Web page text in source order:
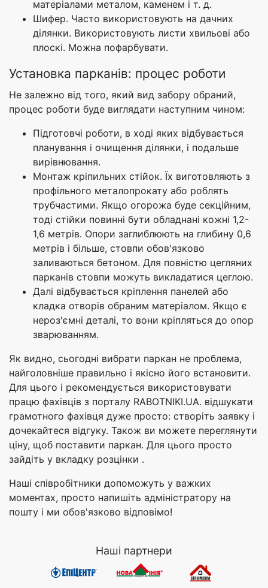
матеріалами металом, каменем і т. д.
Шифер. Часто використовують на дачних
ділянки. Використовують листи хвильові або
плоскі. Можна пофарбувати.
Установка парканів: процес роботи
Не залежно від того, який вид забору обраний,
процес роботи буде виглядати наступним чином:
Підготовчі роботи, в ході яких відбувається
планування і очищення ділянки, і подальше
вирівнювання.
Монтаж кріпильних стійок. Їх виготовляють з
профільного металопрокату або роблять
трубчастими. Якщо огорожа буде секційним,
тоді стійки повинні бути обладнані кожні 1,2-
1,6 метрів. Опори заглиблюють на глибину 0,6
метрів і більше, стовпи обов'язково
заливаються бетоном. Для повністю цегляних
парканів стовпи можуть викладатися цеглою.
Далі відбувається кріплення панелей або
кладка отворів обраним матеріалом. Якщо є
нероз'ємні деталі, то вони кріпляться до опор
зварюванням.
Як видно, сьогодні вибрати паркан не проблема,
найголовніше правильно і якісно його встановити.
Для цього і рекомендується використовувати
працю фахівців з порталу RABOTNIKI.UA. відшукати
грамотного фахівця дуже просто: створіть заявку і
дочекайтеся відгуку. Також ви можете переглянути
ціну, щоб поставити паркан. Для цього просто
зайдіть у вкладку розцінки .
Наші співробітники допоможуть у важких
моментах, просто напишіть адміністратору на
пошту і ми обов'язково відповімо!
Наші партнери